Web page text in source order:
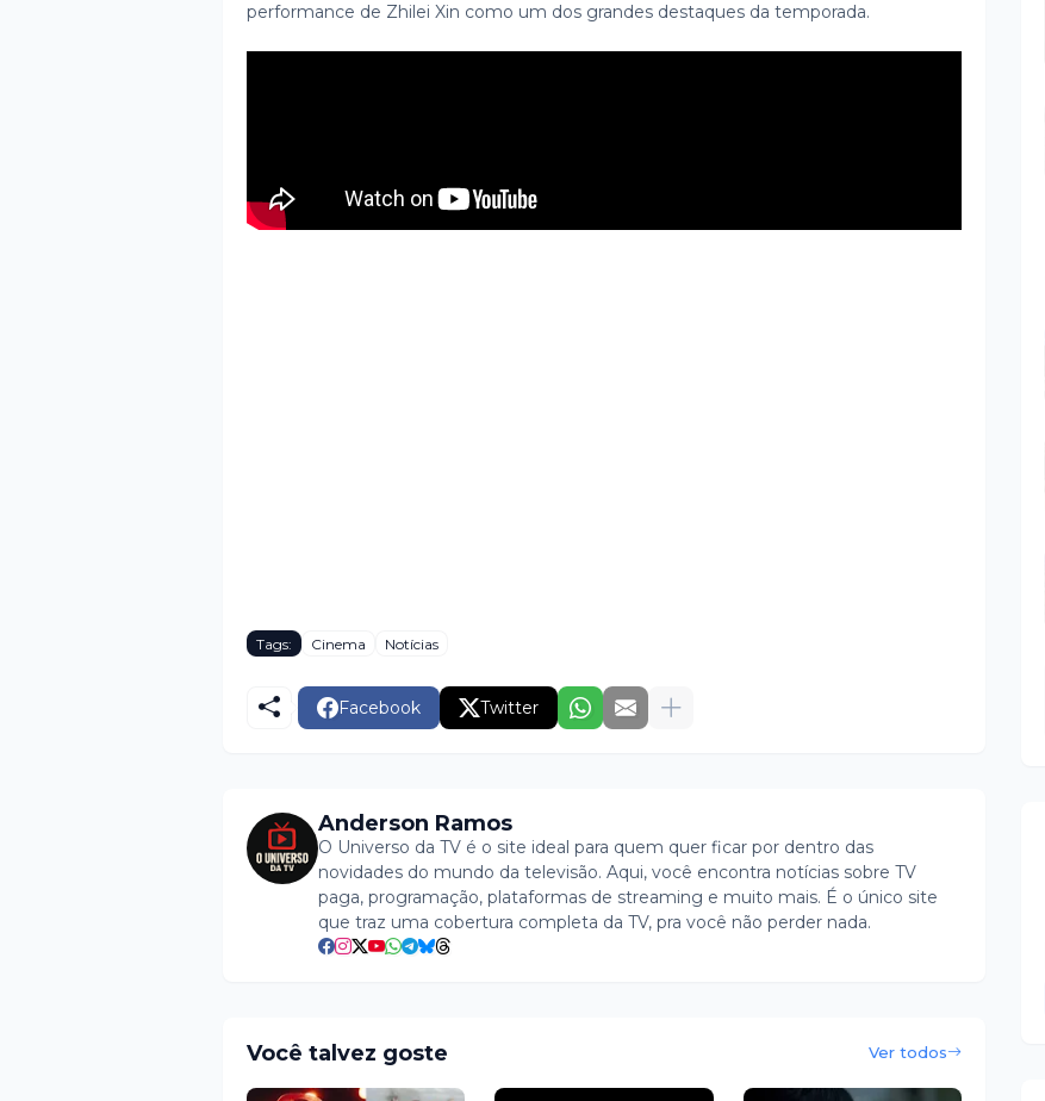
performance de Zhilei Xin como um dos grandes destaques da temporada.
Tags: Cinema Notícias
Facebook Twitter
Anderson Ramos
O Universo da TV é o site ideal para quem quer ficar por dentro das
novidades do mundo da televisão. Aqui, você encontra notícias sobre TV
paga, programação, plataformas de streaming e muito mais. É o único site
que traz uma cobertura completa da TV, pra você não perder nada.
Você talvez goste Ver todos